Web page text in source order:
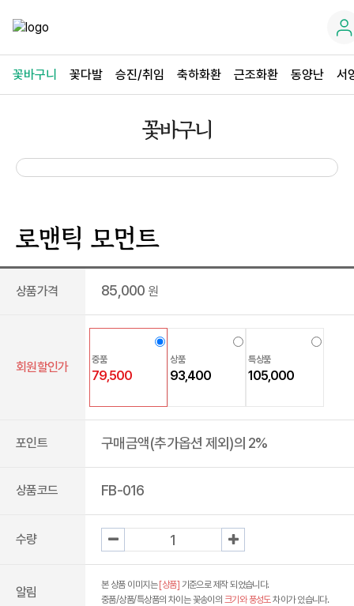
꽃바구니 꽃다발 승진/취임 축하화환 근조화환 동양난 서
꽃바구니
로맨틱 모먼트
상품가격 85,000 원
회원할인가
중품
79,500
상품
93,400
특상품
105,000
포인트 구매금액(추가옵션 제외)의 2%
상품코드 FB-016
수량
알림 본 상품 이미지는 [상품] 기준으로 제작 되었습니다.
중품/상품/특상품의 차이는 꽃송이의 크기와 풍성도차이가 있습니다.